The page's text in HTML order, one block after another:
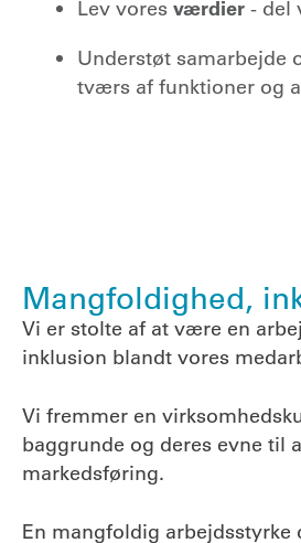
Lev vores værdier - del
Understøt samarbejde
tværs af funktioner og
Mangfoldighed,
Vi er stolte af at være en
inklusion blandt vores
Vi fremmer en
baggrunde og deres evne
markedsføring.
En mangfoldig